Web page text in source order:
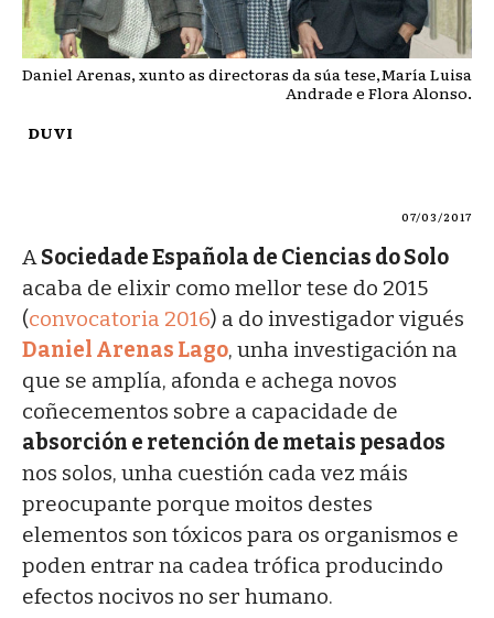
Daniel Arenas, xunto as directoras da súa tese,María Luisa
Andrade e Flora Alonso.
DUVI
07/03/2017
ASociedade Española de Ciencias do Solo
acaba de elixir como mellor tese do 2015
(convocatoria 2016) a do investigador vigués
Daniel Arenas Lago, unha investigación na
que se amplía, afonda e achega novos
coñecementos sobre a capacidade de
absorción e retención de metais pesados
nos solos, unha cuestión cada vez máis
preocupante porque moitos destes
elementos son tóxicos para os organismos e
poden entrar na cadea trófica producindo
efectos nocivos no ser humano.